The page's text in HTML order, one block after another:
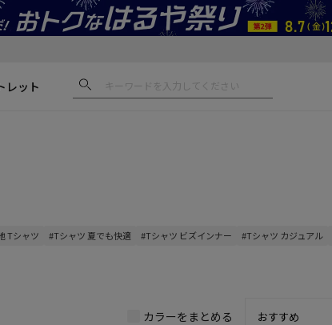
レット
Tシャツ #Tシャツ 夏でも快適 #Tシャツ ビズインナー #Tシャツ カジュアル
カラーをまとめる